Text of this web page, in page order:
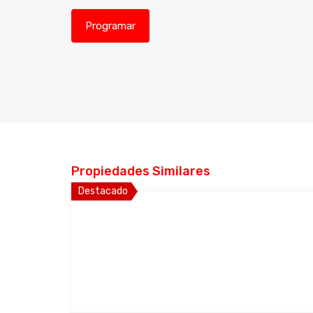
Propiedades Similares
Destacado